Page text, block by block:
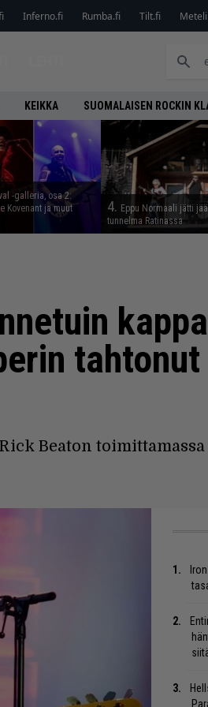
Inferno.fi Rumba.fi Tilt.fi
KEIKKA SUOMALAISEN ROCKIN
-galleria, osa 2:
Kovenant ja muut
4. Eppu Normaali jätti
tunnelma Ratinassa
Beaton toimittamassa